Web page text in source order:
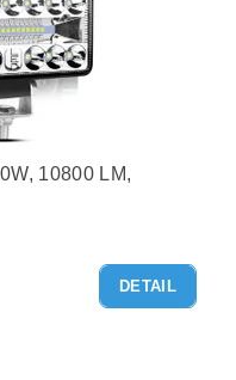
10800 LM,
DETAIL